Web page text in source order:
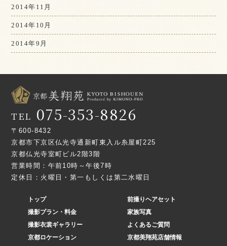
2014年11月
2014年10月
2014年9月
TEL 075-353-8826
〒600-8432
京都市下京区仏光寺通新町東入ル糸屋町225
京都仏光寺室町ビル2階3階
営業時間：午前10時～午後7時
定休日：火曜日・第一もしくは第二水曜日
トップ
撮影プラン・料金
撮影衣裳ギャラリー
京都ロケーション
前撮りヘアセット
家族写真
よくあるご質問
京都美翔苑店舗情報